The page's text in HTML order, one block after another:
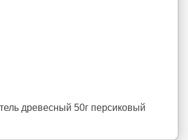
древесный 50г персиковый